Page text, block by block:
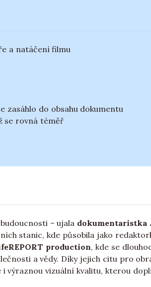
a natáčení filmu
do obsahu dokumentu
se rovná téměř
– ujala dokumentaristka
stanic, kde působila jako
production, kde se
a vědy. Díky jejich citu pro
výraznou vizuální kvalitu, kterou